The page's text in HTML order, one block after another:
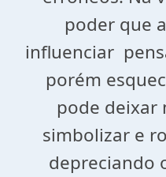
poder que
influenciar
porém
pode deixar
simbolizar e
depreciando